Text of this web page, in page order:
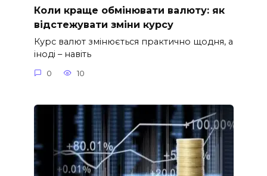
Коли краще обмінювати валюту: як
відстежувати зміни курсу
Курс валют змінюється практично щодня, а
іноді – навіть
0 10